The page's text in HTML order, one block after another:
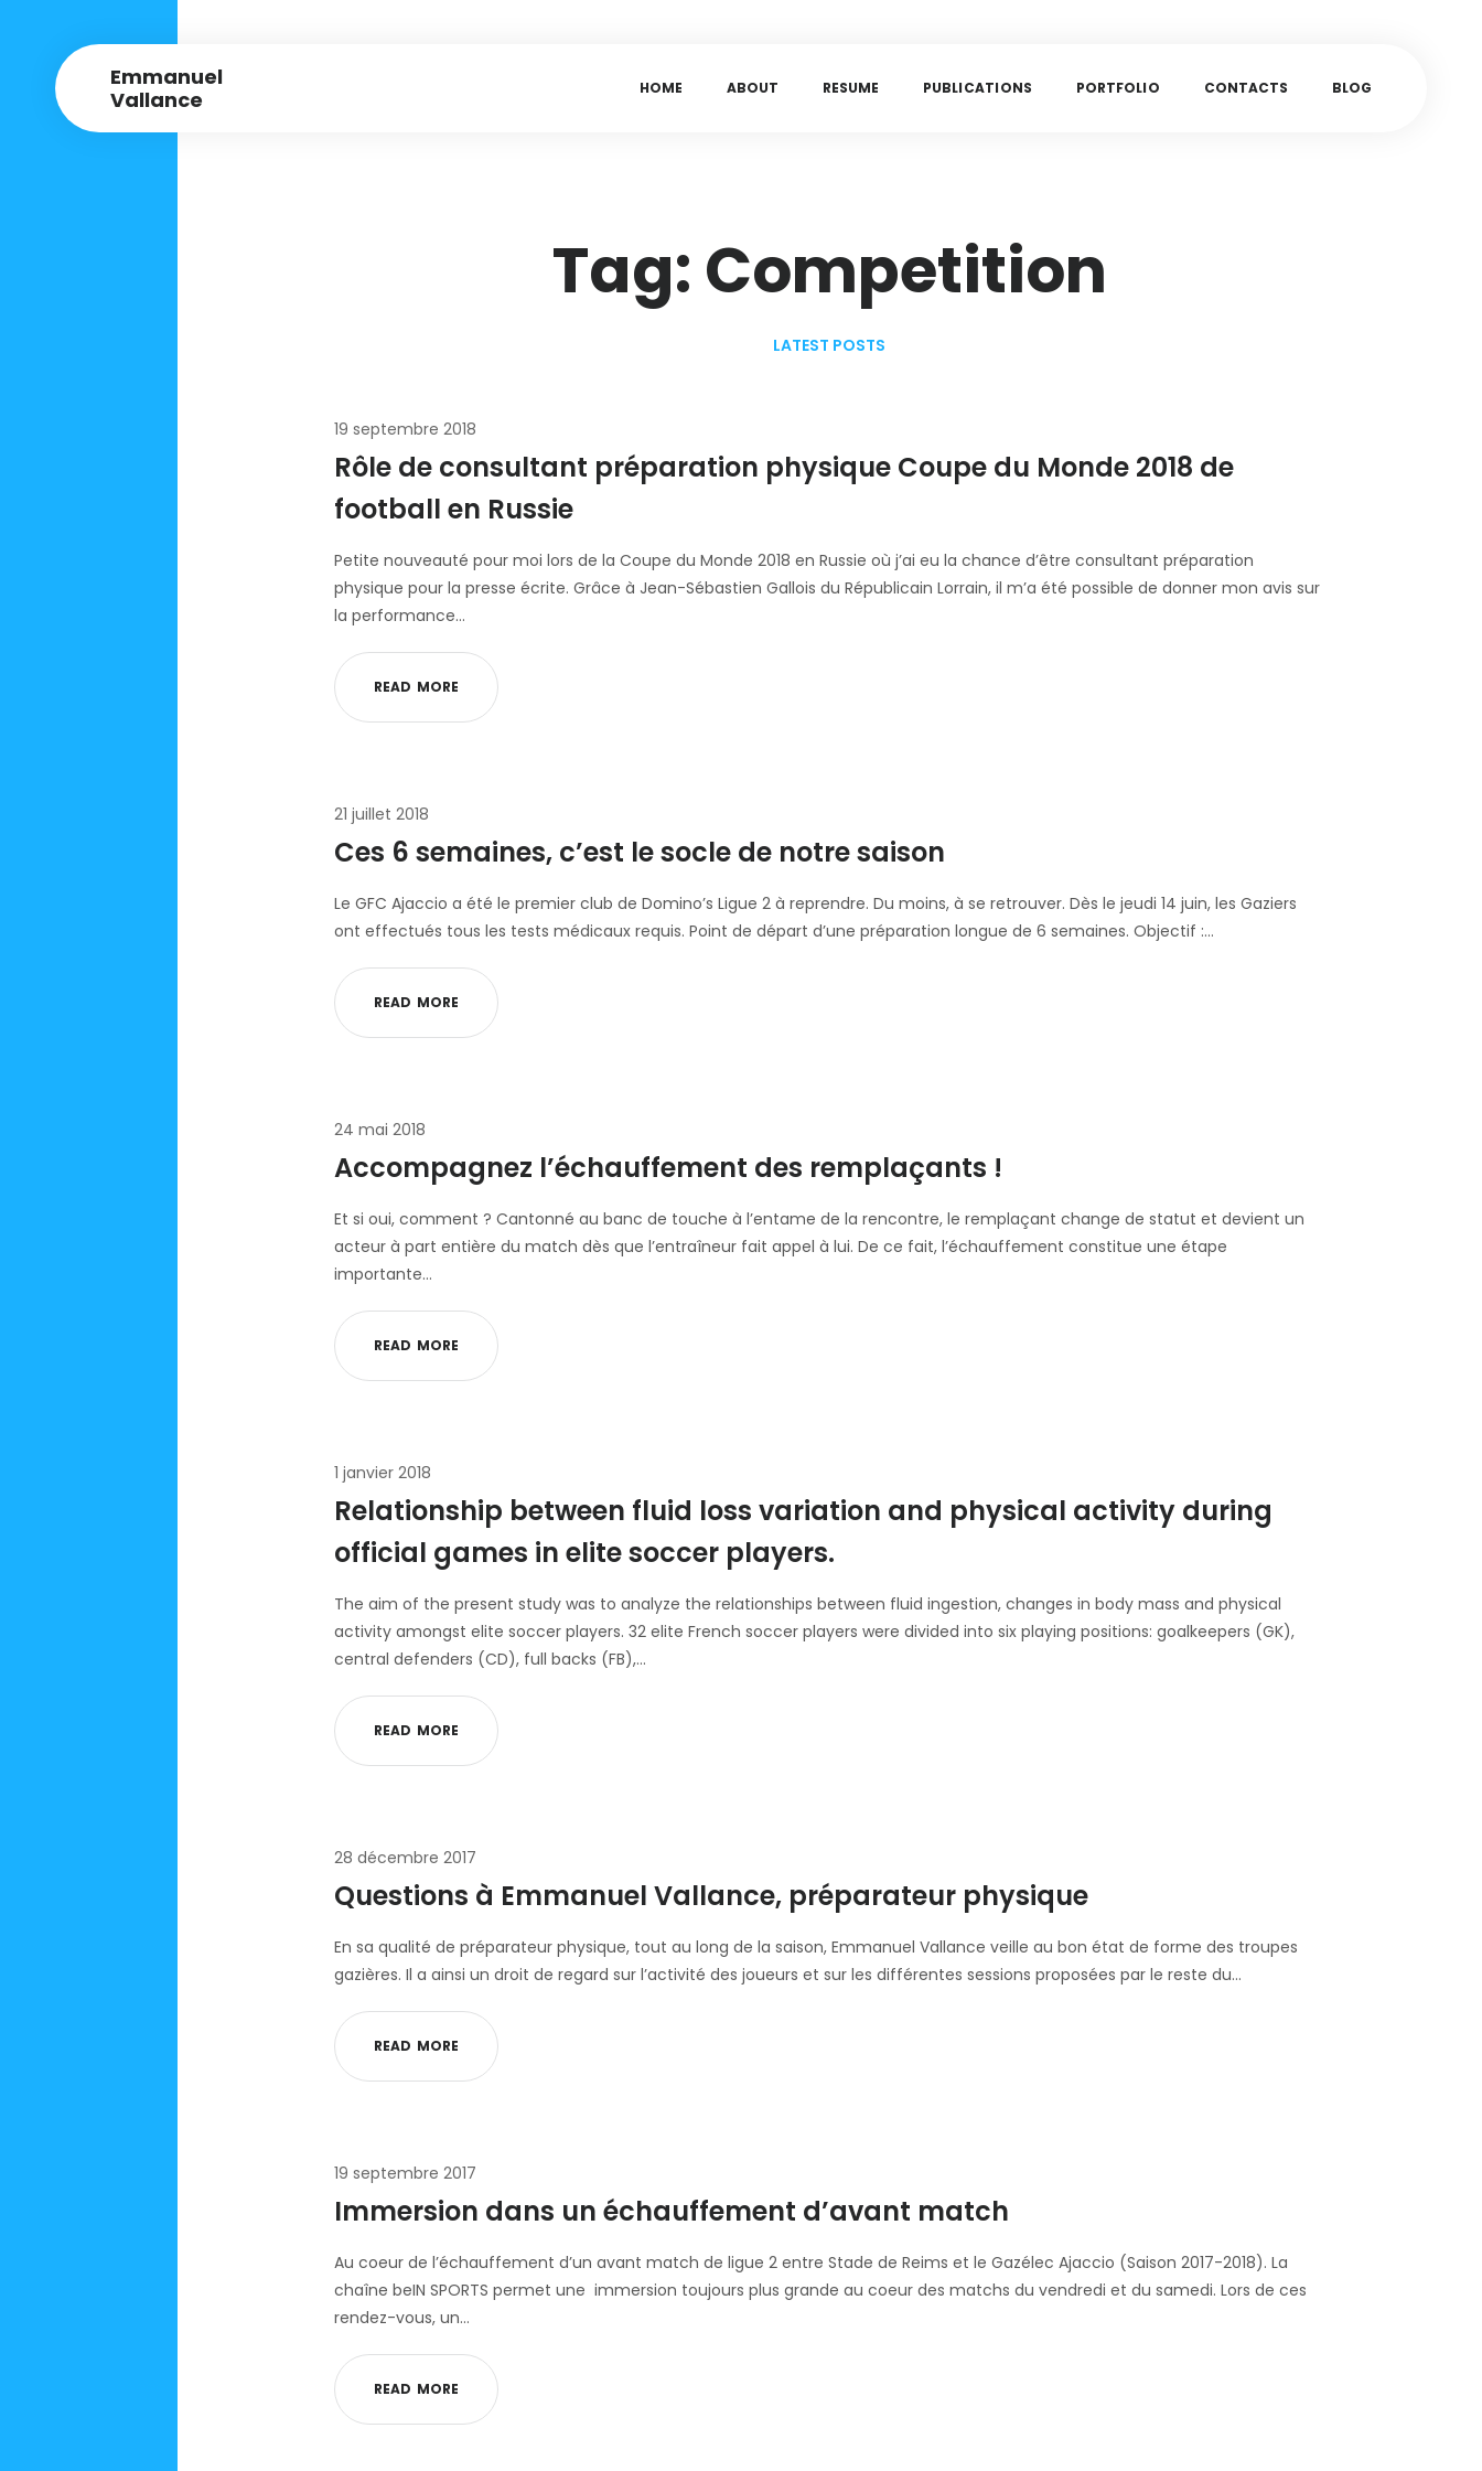
Emmanuel
Vallance
HOME ABOUT RESUME PUBLICATIONS PORTFOLIO CONTACTS BLOG
Tag: Competition
LATEST POSTS
19 septembre 2018
Rôle de consultant préparation physique Coupe du Monde 2018 de
football en Russie
Petite nouveauté pour moi lors de la Coupe du Monde 2018 en Russie où j’ai eu la chance d’être consultant préparation
physique pour la presse écrite. Grâce à Jean-Sébastien Gallois du Républicain Lorrain, il m’a été possible de donner mon avis sur
la performance…
READ MORE
21 juillet 2018
Ces 6 semaines, c’est le socle de notre saison
Le GFC Ajaccio a été le premier club de Domino’s Ligue 2 à reprendre. Du moins, à se retrouver. Dès le jeudi 14 juin, les Gaziers
ont effectués tous les tests médicaux requis. Point de départ d’une préparation longue de 6 semaines. Objectif :…
READ MORE
24 mai 2018
Accompagnez l’échauffement des remplaçants !
Et si oui, comment ? Cantonné au banc de touche à l’entame de la rencontre, le remplaçant change de statut et devient un
acteur à part entière du match dès que l’entraîneur fait appel à lui. De ce fait, l’échauffement constitue une étape
importante…
READ MORE
1 janvier 2018
Relationship between fluid loss variation and physical activity during
official games in elite soccer players.
The aim of the present study was to analyze the relationships between fluid ingestion, changes in body mass and physical
activity amongst elite soccer players. 32 elite French soccer players were divided into six playing positions: goalkeepers (GK),
central defenders (CD), full backs (FB),…
READ MORE
28 décembre 2017
Questions à Emmanuel Vallance, préparateur physique
En sa qualité de préparateur physique, tout au long de la saison, Emmanuel Vallance veille au bon état de forme des troupes
gazières. Il a ainsi un droit de regard sur l’activité des joueurs et sur les différentes sessions proposées par le reste du…
READ MORE
19 septembre 2017
Immersion dans un échauffement d’avant match
Au coeur de l’échauffement d’un avant match de ligue 2 entre Stade de Reims et le Gazélec Ajaccio (Saison 2017-2018). La
chaîne beIN SPORTS permet une immersion toujours plus grande au coeur des matchs du vendredi et du samedi. Lors de ces
rendez-vous, un…
READ MORE